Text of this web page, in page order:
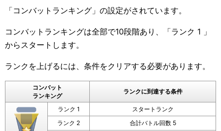
「コンバットランキング」の設定がされています。
コンバットランキングは全部で10段階あり、「ランク 1 」
からスタートします。
ランクを上げるには、条件をクリアする必要があります。
コンバット
ランキング
ランクに到達する条件
ランク 1
スタートランク
ランク 2
合計バトル回数 5